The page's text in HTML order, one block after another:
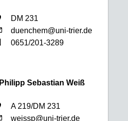
DM 231
duenchem@uni-trier.de
0651/201-3289
Philipp Sebastian Weiß
A 219/DM 231
weissp@uni-trier.de